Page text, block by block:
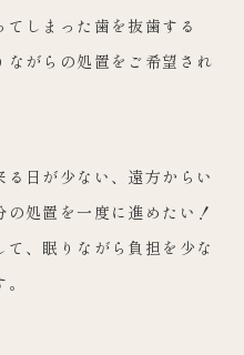
しまった歯を抜歯する
がらの処置をご希望され
日が少ない、遠方からい
処置を一度に進めたい！
て、眠りながら負担を少な